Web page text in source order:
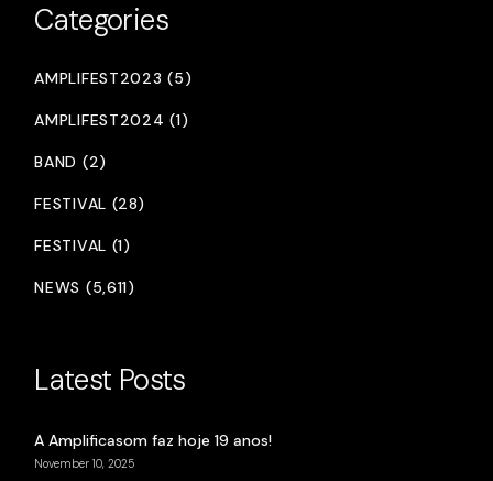
Categories
AMPLIFEST2023 (5)
AMPLIFEST2024 (1)
BAND (2)
FESTIVAL (28)
FESTIVAL (1)
NEWS (5,611)
Latest Posts
A Amplificasom faz hoje 19 anos!
November 10, 2025